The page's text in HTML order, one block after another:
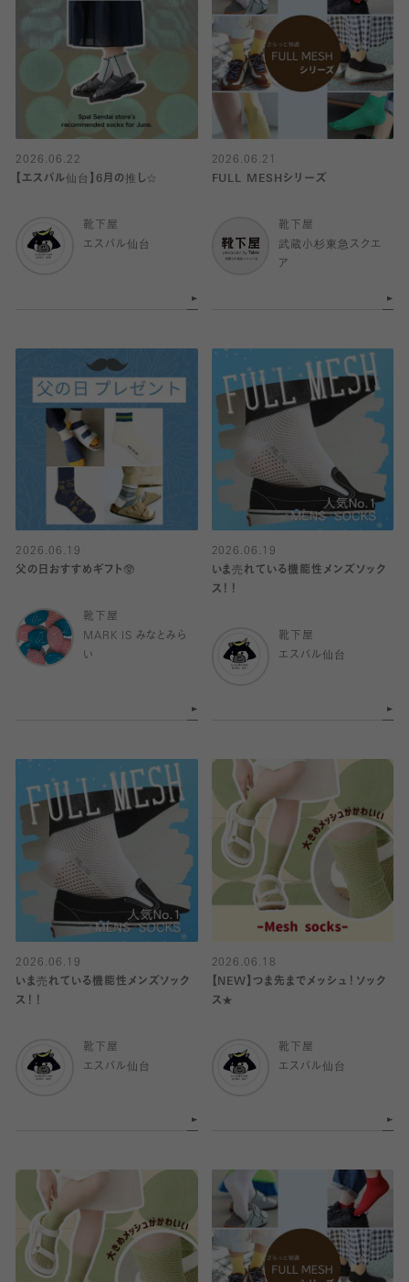
2026.06.22
【エスパル仙台】6月の推し☆
靴下屋
エスパル仙台
2026.06.21
FULL MESHシリーズ
靴下屋
武蔵小杉東急スクエ
ア
2026.06.19
父の日おすすめギフト🥸
靴下屋
MARK IS みなとみら
い
2026.06.19
いま売れている機能性メンズソック
ス！！
靴下屋
エスパル仙台
2026.06.19
いま売れている機能性メンズソック
ス！！
靴下屋
エスパル仙台
2026.06.18
【NEW】つま先までメッシュ！ソック
ス★
靴下屋
エスパル仙台